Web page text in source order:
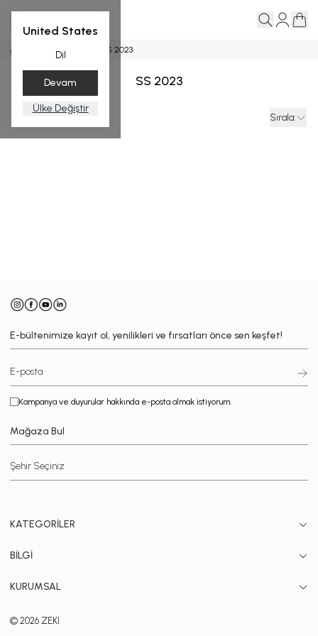
United States
Dil
Devam
Ülke Değiştir
Ana Sayfa Pantolon SS 2023
SS 2023
Sırala:
E-bültenimize kayıt ol, yenilikleri ve fırsatları önce sen keşfet!
Kampanya ve duyurular hakkında e-posta almak istiyorum.
Mağaza Bul
KATEGORİLER
BİLGİ
KURUMSAL
© 2026 ZEKİ